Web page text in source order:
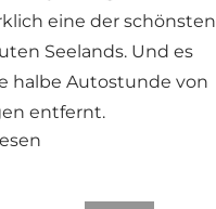
eine der schönsten
Seelands. Und es
halbe Autostunde von
entfernt.